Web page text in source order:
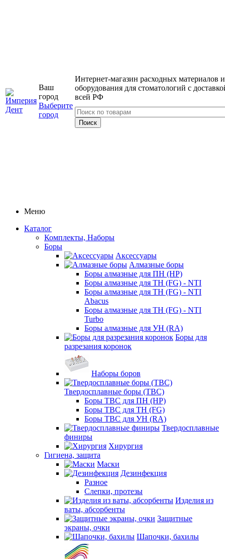
Ваш
город
Выберите
город
Интернет-магазин расходных материалов и
оборудования для стоматологий с
всей РФ
Меню
Каталог
Комплекты, Наборы
Боры
Аксессуары
Алмазные боры
Боры алмазные для ПН (HP)
Боры алмазные для ТН (FG) - NTI
Боры алмазные для ТН (FG) - NTI
Abacus
Боры алмазные для ТН (FG) - NTI
Turbo
Боры алмазные для УН (RA)
Боры для
разрезания коронок
Наборы боров
Твердосплавные боры (ТВС)
Боры ТВС для ПН (HP)
Боры ТВС для ТН (FG)
Боры ТВС для УН (RA)
Твердосплавные
финиры
Хирургия
Гигиена, защита
Маски
Дезинфекция
Разное
Слепки, протезы
Изделия из
ваты, абсорбенты
Защитные
экраны, очки
Шапочки, бахилы